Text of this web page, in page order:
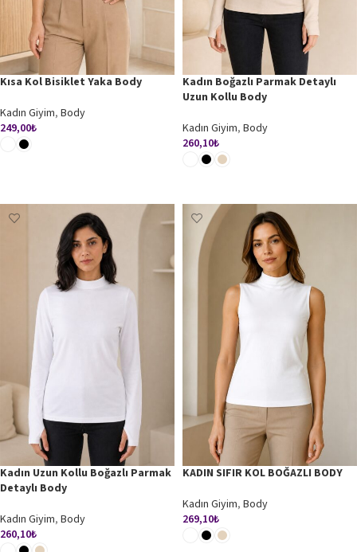
Kısa Kol Bisiklet Yaka Body
Kadın Giyim, Body
249,00₺
Kadın Boğazlı Parmak Detaylı
Uzun Kollu Body
Kadın Giyim, Body
260,10₺
Kadın Uzun Kollu Boğazlı Parmak
Detaylı Body
Kadın Giyim, Body
260,10₺
KADIN SIFIR KOL BOĞAZLI BODY
Kadın Giyim, Body
269,10₺